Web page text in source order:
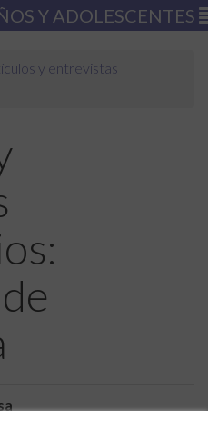
Y ADOLESCENTES
y entrevistas